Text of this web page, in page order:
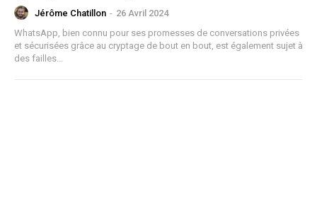
Jérôme Chatillon - 26 Avril 2024
WhatsApp, bien connu pour ses promesses de conversations privées
et sécurisées grâce au cryptage de bout en bout, est également sujet à
des failles...